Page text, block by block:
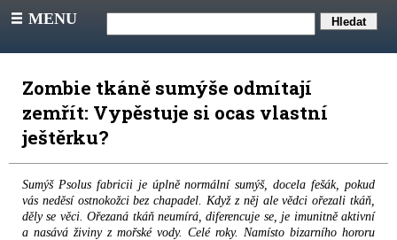
III MENU
Zombie tkáně sumýše odmítají
zemřít: Vypěstuje si ocas vlastní
ještěrku?
Sumýš Psolus fabricii je úplně normální sumýš, docela fešák, pokud
vás neděsí ostnokožci bez chapadel. Když z něj ale vědci ořezali tkáň,
děly se věci. Ořezaná tkáň neumírá, diferencuje se, je imunitně aktivní
a nasává živiny z mořské vody. Celé roky. Namísto bizarního hororu